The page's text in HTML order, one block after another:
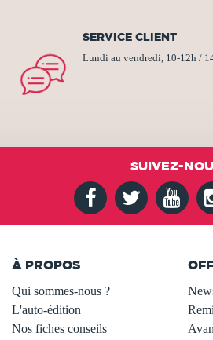
SERVICE CLIENT
Lundi au vendredi, 10-12h /
SUIVEZ-
À PROPOS
Qui sommes-nous ?
L'auto-édition
Nos fiches conseils